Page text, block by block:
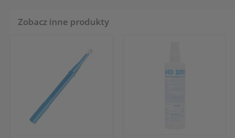
Zobacz inne produkty